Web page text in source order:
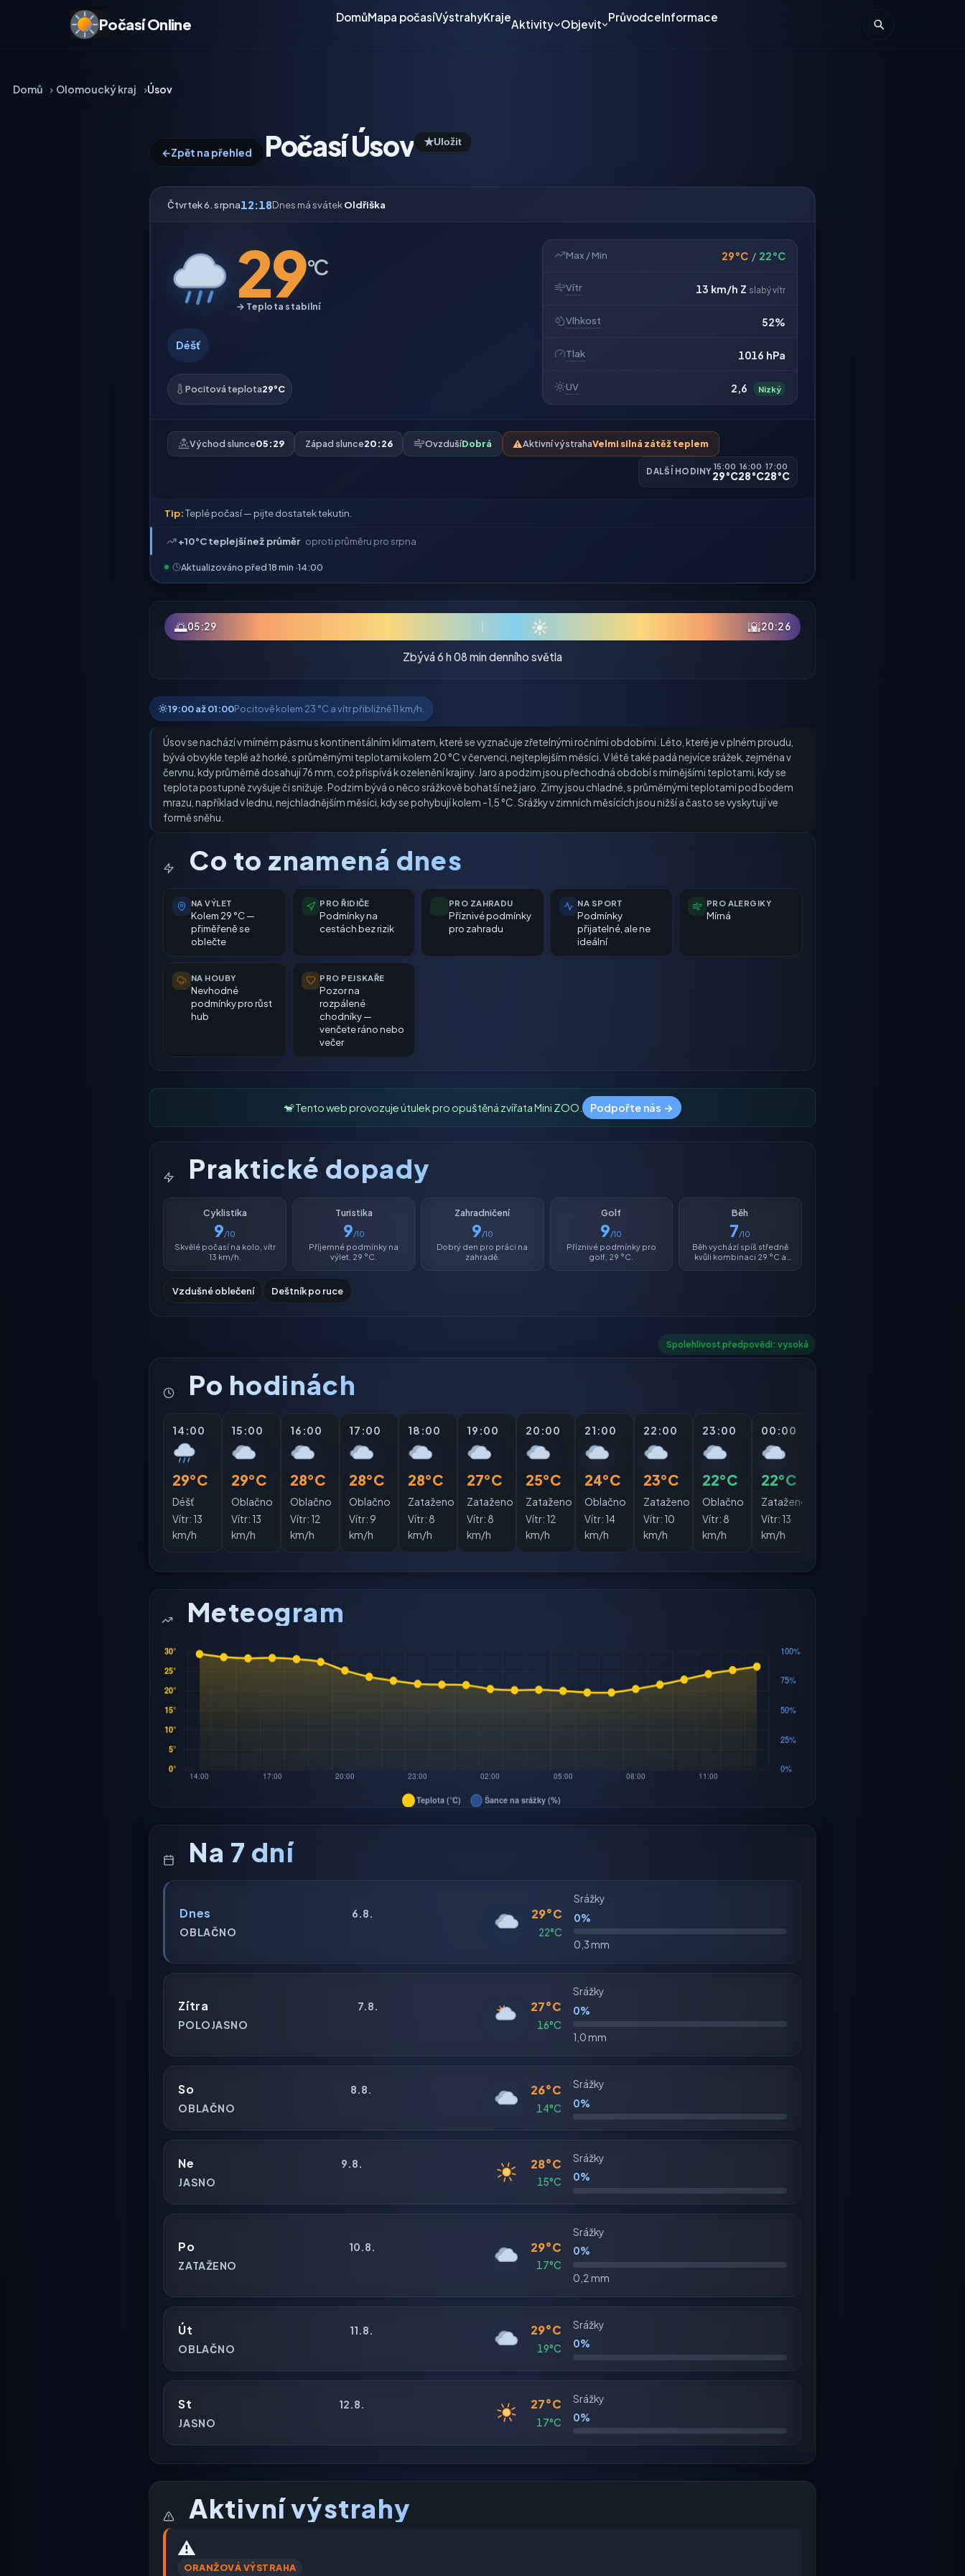
Počasí Online DomůMapa počasíVýstrahyKraje
Aktivity Objevit
PrůvodceInformace
Domů Olomoucký kraj Úsov
←Zpět na přehled Počasí Úsov ★Uložit
Čtvrtek 6. srpna12:18Dnes má svátekOldřiška
29°C
→ Teplota stabilní
Déšť
Pocitová teplota29°C
Max / Min 29°C / 22°C
Vítr 13 km/h Z slabý vítr
Vlhkost 52%
Tlak 1016 hPa
UV 2,6 Nízký
Východ slunce05:29 Západ slunce20:26 OvzdušíDobrá ⚠️Aktivní výstrahaVelmi silná zátěž teplem
DALŠÍ HODINY
15:00
29°C
16:00
28°C
17:00
28°C
Tip:Teplé počasí — pijte dostatek tekutin.
+10°C teplejší než průměr oproti průměru pro srpna
Aktualizováno před 18 min ·14:00
🌅05:29 ☀ 🌇20:26
Zbývá 6 h 08 min denního světla
19:00 až 01:00Pocitově kolem 23 °C a vítr přibližně 11 km/h.
Úsov se nachází v mírném pásmu s kontinentálním klimatem, které se vyznačuje zřetelnými ročními obdobími. Léto, které je v plném proudu,
bývá obvykle teplé až horké, s průměrnými teplotami kolem 20 °C v červenci, nejteplejším měsíci. V létě také padá nejvíce srážek, zejména v
červnu, kdy průměrně dosahují 76 mm, což přispívá k ozelenění krajiny. Jaro a podzim jsou přechodná období s mírnějšími teplotami, kdy se
teplota postupně zvyšuje či snižuje. Podzim bývá o něco srážkově bohatší než jaro. Zimy jsou chladné, s průměrnými teplotami pod bodem
mrazu, například v lednu, nejchladnějším měsíci, kdy se pohybují kolem -1,5 °C. Srážky v zimních měsících jsou nižší a často se vyskytují ve
formě sněhu.
Co to znamená dnes
NA VÝLET
Kolem 29 °C —
přiměřeně se
oblečte
PRO ŘIDIČE
Podmínky na
cestách bez rizik
PRO ZAHRADU
Příznivé podmínky
pro zahradu
NA SPORT
Podmínky
přijatelné, ale ne
ideální
PRO ALERGIKY
Mírná
NA HOUBY
Nevhodné
podmínky pro růst
hub
PRO PEJSKAŘE
Pozor na
rozpálené
chodníky —
venčete ráno nebo
večer
🐒 Tento web provozuje útulek pro opuštěná zvířata Mini ZOO. Podpořte nás →
Praktické dopady
Cyklistika
9/10
Skvělé počasí na kolo, vítr
13 km/h.
Turistika
9/10
Příjemné podmínky na
výlet, 29 °C.
Zahradničení
9/10
Dobrý den pro práci na
zahradě.
Golf
9/10
Příznivé podmínky pro
golf, 29 °C.
Běh
7/10
Běh vychází spíš středně
kvůli kombinaci 29 °C a
Vzdušné oblečení Deštník po ruce
Spolehlivost předpovědi: vysoká
Po hodinách
14:00
29°C
Déšť
Vítr: 13
km/h
15:00
29°C
Oblačno
Vítr: 13
km/h
16:00
28°C
Oblačno
Vítr: 12
km/h
17:00
28°C
Oblačno
Vítr: 9
km/h
18:00
28°C
Zataženo
Vítr: 8
km/h
19:00
27°C
Zataženo
Vítr: 8
km/h
20:00
25°C
Zataženo
Vítr: 12
km/h
21:00
24°C
Oblačno
Vítr: 14
km/h
22:00
23°C
Zataženo
Vítr: 10
km/h
23:00
22°C
Oblačno
Vítr: 8
km/h
00:00
22°C
Zataženo
Vítr: 13
km/h
Meteogram
Na 7 dní
Dnes
6.8.
OBLAČNO
29°C
22°C
Srážky
0%
0,3 mm
Zítra
7.8.
POLOJASNO
27°C
16°C
Srážky
0%
1,0 mm
So
8.8.
OBLAČNO
26°C
14°C
Srážky
0%
Ne
9.8.
JASNO
28°C
15°C
Srážky
0%
Po
10.8.
ZATAŽENO
29°C
17°C
Srážky
0%
0,2 mm
Út
11.8.
OBLAČNO
29°C
19°C
Srážky
0%
St
12.8.
JASNO
27°C
17°C
Srážky
0%
Aktivní výstrahy
⚠️
ORANŽOVÁ VÝSTRAHA